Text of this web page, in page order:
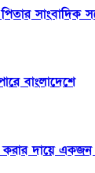
সাংবাদিক
বাংলাদেশে
করার দায়ে